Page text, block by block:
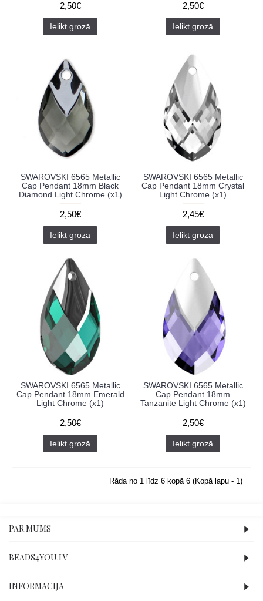
2,50€
Ielikt grozā
2,50€
Ielikt grozā
SWAROVSKI 6565 Metallic
Cap Pendant 18mm Black
Diamond Light Chrome (x1)
2,50€
Ielikt grozā
SWAROVSKI 6565 Metallic
Cap Pendant 18mm Crystal
Light Chrome (x1)
2,45€
Ielikt grozā
SWAROVSKI 6565 Metallic
Cap Pendant 18mm Emerald
Light Chrome (x1)
2,50€
Ielikt grozā
SWAROVSKI 6565 Metallic
Cap Pendant 18mm
Tanzanite Light Chrome (x1)
2,50€
Ielikt grozā
Rāda no 1 līdz 6 kopā 6 (Kopā lapu - 1)
PAR MUMS
BEADS4YOU.LV
INFORMĀCIJA